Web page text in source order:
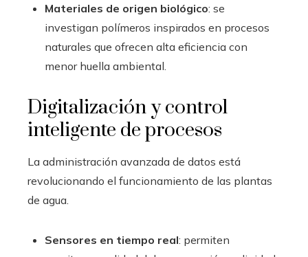
Materiales de origen biológico: se
investigan polímeros inspirados en procesos
naturales que ofrecen alta eficiencia con
menor huella ambiental.
Digitalización y control
inteligente de procesos
La administración avanzada de datos está
revolucionando el funcionamiento de las plantas
de agua.
Sensores en tiempo real: permiten